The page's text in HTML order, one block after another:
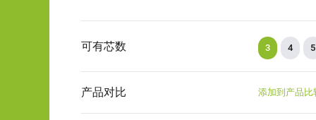
可有芯数 3 4 5
产品对比 添加到产品比